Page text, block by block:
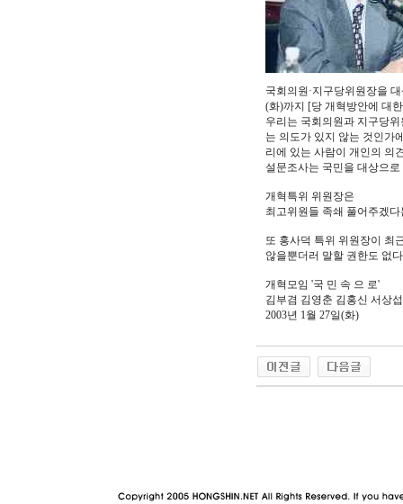
국회의원·지구당위원장을
(화)까지 [당 개혁방안에 대
우리는 국회의원과 지구당
는 의도가 있지 않는 것인가
리에 있는 사람이 개인의 의
설문조사는 국민을 대상으
개혁특위 위원장은
최고위원들 족쇄 풀어주겠
또 홍사덕 특위 위원장이 최
않을뿐더러 말할 권한도 없
개혁모임 '국 민 속 으 로'
김부겸 김영춘 김홍신 서상
2003년 1월 27일(화)